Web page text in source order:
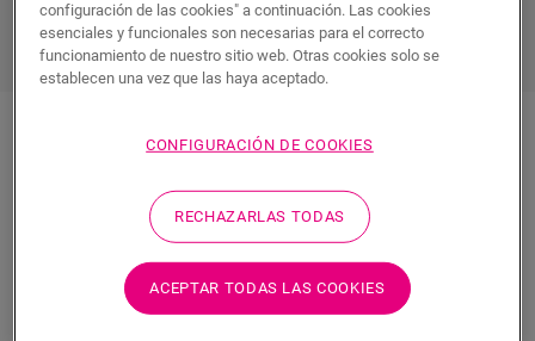
DISCOVER ALL HALLWAY FLOORS
Suelos laminados para el
recibidor
Aspecto y tacto naturales
configuración de las cookies" a continuación. Las cookies
esenciales y funcionales son necesarias para el correcto
funcionamiento de nuestro sitio web. Otras cookies solo se
establecen una vez que las haya aceptado.
CONFIGURACIÓN DE COOKIES
RECHAZARLAS TODAS
ACEPTAR TODAS LAS COOKIES